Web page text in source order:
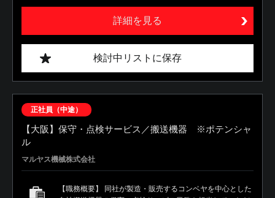
詳細を見る
検討中リストに保存
正社員（中途）
【大阪】保守・点検サービス／搬送機器 ※ポテンシャ
ル
マルヤス機械株式会社
【職務概要】 同社が製造・販売するコンベヤを中心とした